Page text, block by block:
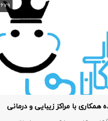
679 بازدید
با مراکز زیبایی و درمانی